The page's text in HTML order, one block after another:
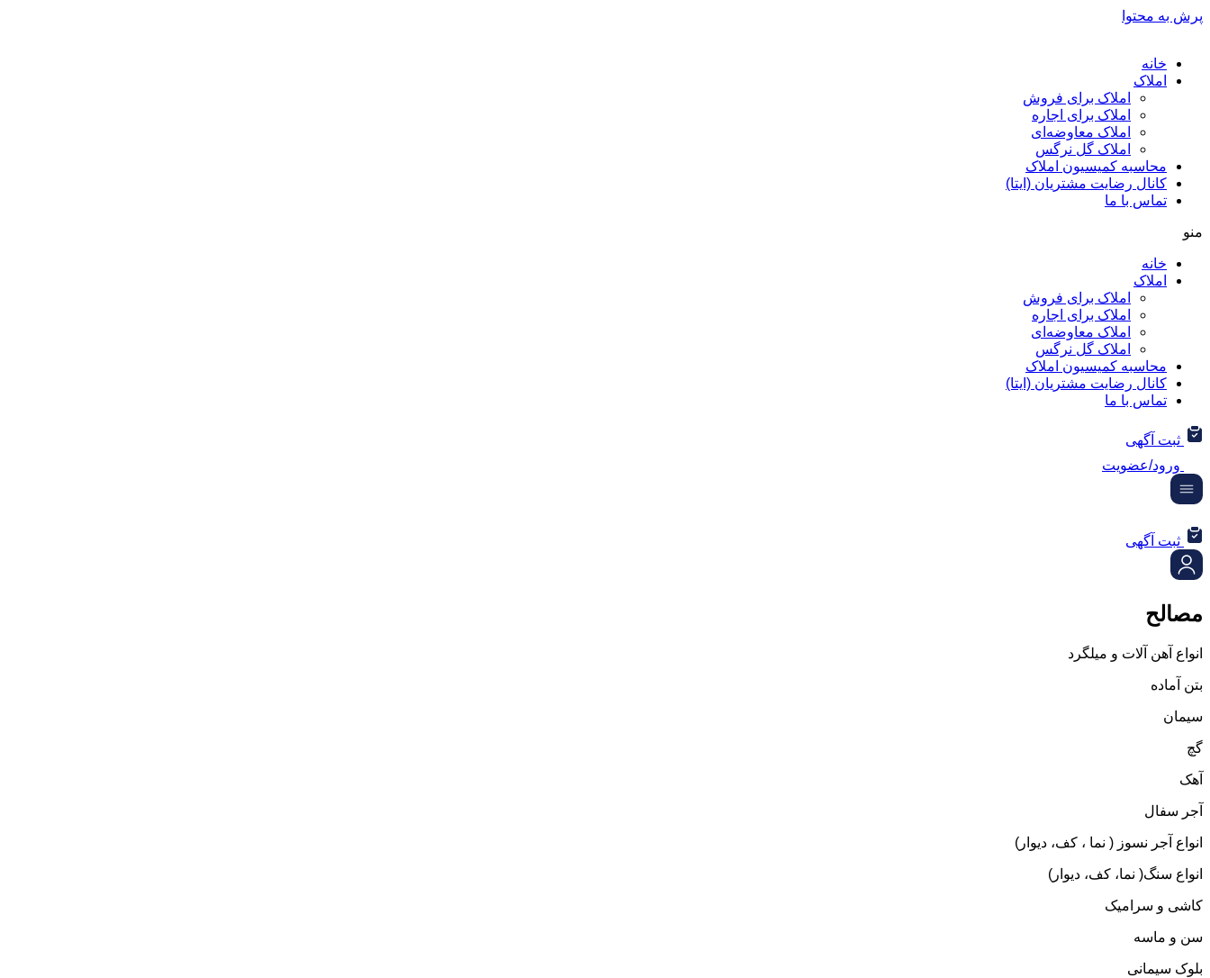
پرش به محتوا
خانه
املاک
املاک برای فروش
املاک برای اجاره
املاک معاوضه‌ای
املاک گل نرگس
محاسبه کمیسیون املاک
کانال رضایت مشتریان (ایتا)
تماس با ما
منو
خانه
املاک
املاک برای فروش
املاک برای اجاره
املاک معاوضه‌ای
املاک گل نرگس
محاسبه کمیسیون املاک
کانال رضایت مشتریان (ایتا)
تماس با ما
ثبت آگهی
ورود/عضویت
ثبت آگهی
مصالح
انواع آهن آلات و میلگرد
بتن آماده
سیمان
گچ
آهک
آجر سفال
انواع آجر نسوز ( نما ، کف، دیوار)
انواع سنگ( نما، کف، دیوار)
کاشی و سرامیک
سن و ماسه
بلوک سیمانی